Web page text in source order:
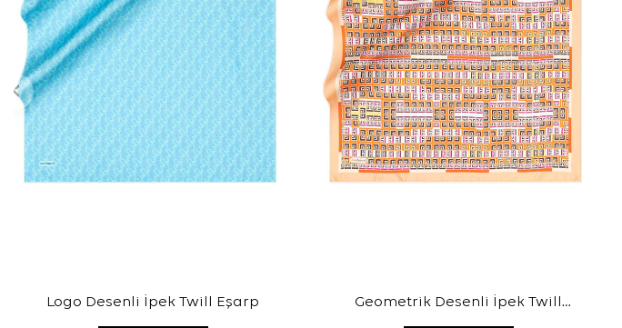
Logo Desenli İpek Twill Eşarp
Geometrik Desenli İpek Twill